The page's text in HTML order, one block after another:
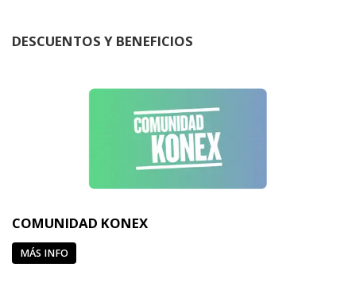
DESCUENTOS Y BENEFICIOS
COMUNIDAD KONEX
MÁS INFO